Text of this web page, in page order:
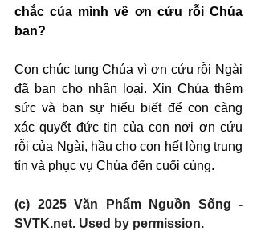
chắc của mình về ơn cứu rỗi Chúa
ban?
Con chúc tụng Chúa vì ơn cứu rỗi Ngài
đã ban cho nhân loại. Xin Chúa thêm
sức và ban sự hiểu biết để con càng
xác quyết đức tin của con nơi ơn cứu
rỗi của Ngài, hầu cho con hết lòng trung
tín và phục vụ Chúa đến cuối cùng.
(c) 2025 Văn Phẩm Nguồn Sống -
SVTK.net. Used by permission.